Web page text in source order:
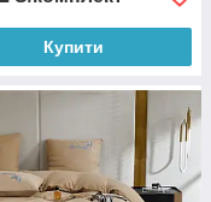
Купити